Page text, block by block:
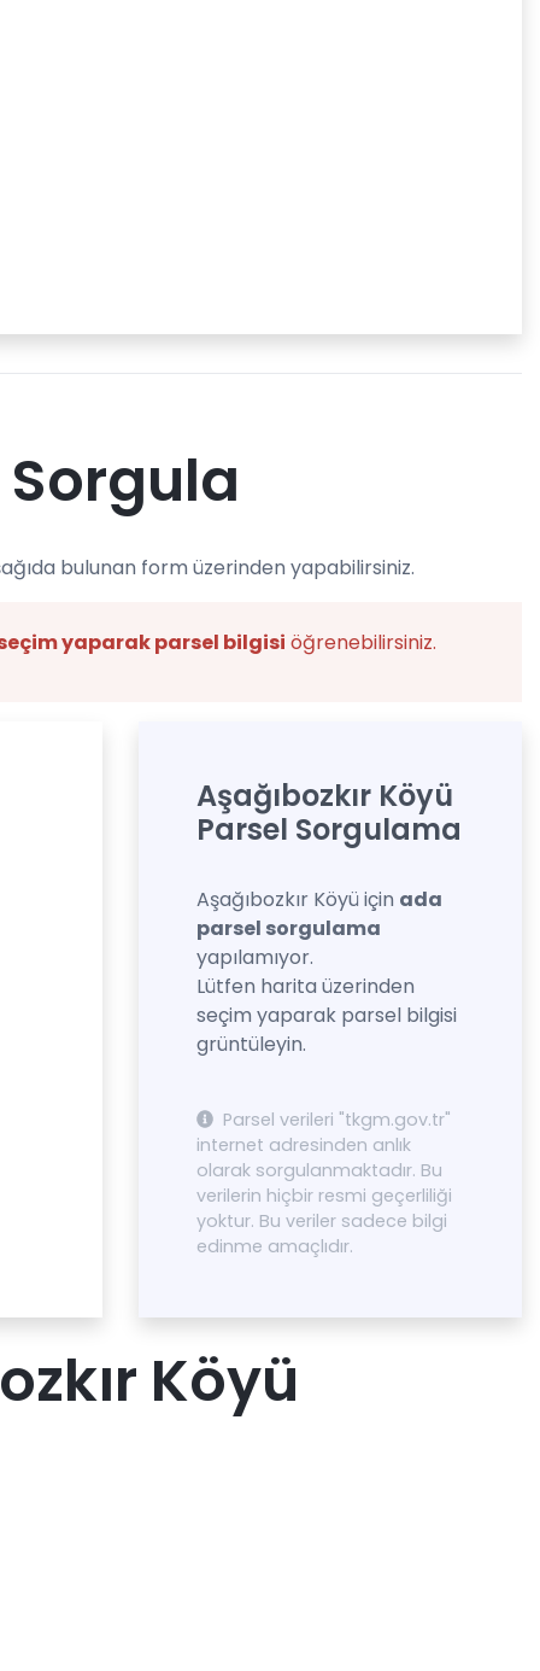
Sorgula
bulunan form üzerinden yapabilirsiniz.
yaparak parsel bilgisi öğrenebilirsiniz.
Aşağıbozkır Köyü
Parsel Sorgulama
Aşağıbozkır Köyü için ada
parsel sorgulama
yapılamıyor.
Lütfen harita üzerinden
seçim yaparak parsel bilgisi
grüntüleyin.
Parsel verileri "tkgm.gov.tr"
internet adresinden anlık
olarak sorgulanmaktadır. Bu
verilerin hiçbir resmi geçerliliği
yoktur. Bu veriler sadece bilgi
edinme amaçlıdır.
Köyü